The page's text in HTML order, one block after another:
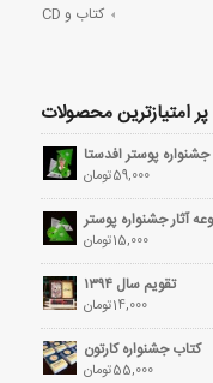
کتاب و CD
پر امتیازترین محصولات
پوستر افدستا
59,000تومان
آثار جشنواره پوستر
15,000تومان
تقویم سال ۱۳۹۴
14,000تومان
کتاب جشنواره کارتون
55,000تومان